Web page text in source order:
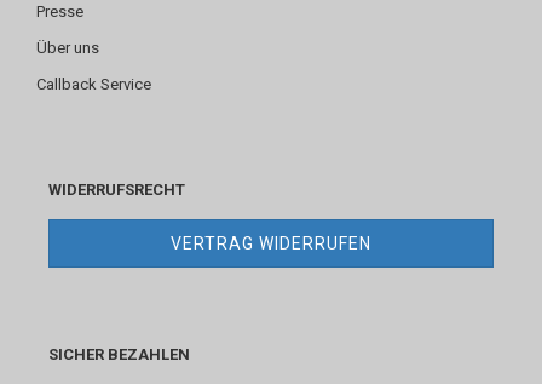
Presse
Über uns
Callback Service
WIDERRUFSRECHT
VERTRAG WIDERRUFEN
SICHER BEZAHLEN